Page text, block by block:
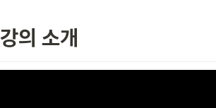
강의 소개